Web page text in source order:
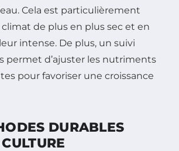
Cela est particulièrement
de plus en plus sec et en
intense. De plus, un suivi
permet d’ajuster les nutriments
pour favoriser une croissance
DURABLES